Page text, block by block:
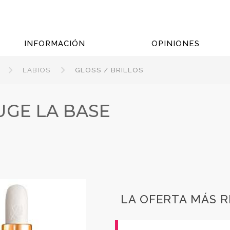
INFORMACIÓN OPINIONES
LABIOS GLOSS / BRILLOS
LA BASE
LA OFERTA MÁS